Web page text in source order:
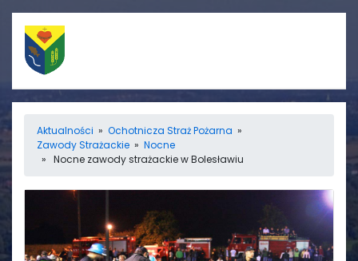
Porządek nabożeństw
Straż Pożarna
Ośrodek zdrowia
Strona główna
Aktualności
Aktualności » Ochotnicza Straż Pożarna »
Zawody Strażackie » Nocne
» Nocne zawody strażackie w Bolesławiu